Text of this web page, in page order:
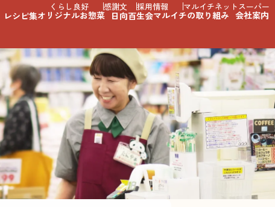
くらし良好 感謝文 採用情報 マルイチネットスーパー
レシピ集オリジナルお惣菜 日向百生会マルイチの取り組み 会社案内